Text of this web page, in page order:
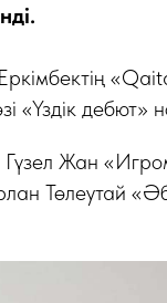
«Үздік
Жан
Төлеутай